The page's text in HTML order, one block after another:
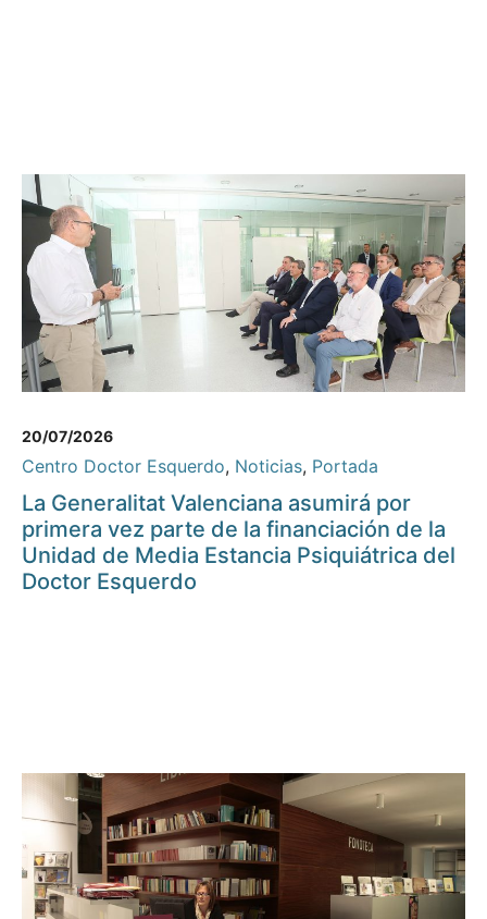
20/07/2026
Centro Doctor Esquerdo, Noticias, Portada
La Generalitat Valenciana asumirá por
primera vez parte de la financiación de la
Unidad de Media Estancia Psiquiátrica del
Doctor Esquerdo